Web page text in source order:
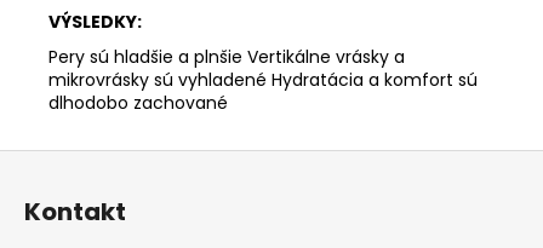
VÝSLEDKY:
Pery sú hladšie a plnšie Vertikálne vrásky a
mikrovrásky sú vyhladené Hydratácia a komfort sú
dlhodobo zachované
Z
Kontakt